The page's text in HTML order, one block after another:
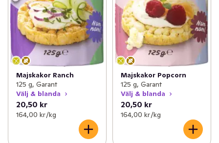
Majskakor Ranch
125 g, Garant
Välj & blanda
20,50 kr
164,00 kr /kg
Majskakor Popcorn
125 g, Garant
Välj & blanda
20,50 kr
164,00 kr /kg